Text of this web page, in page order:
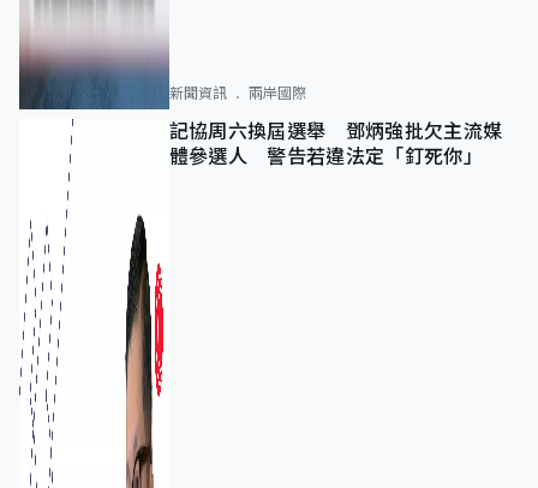
新聞資訊 兩岸國際
記協周六換屆選舉 鄧炳強批欠主流媒
體參選人 警告若違法定「釘死你」